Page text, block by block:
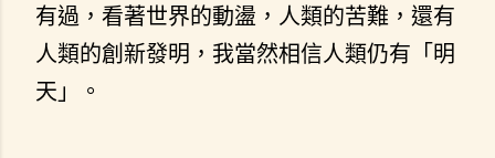
有過，看著世界的動盪，人類的苦難，還有
人類的創新發明，我當然相信人類仍有「明
天」。